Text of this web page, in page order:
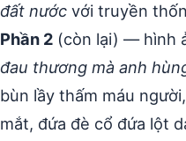
đất nước với truyền
Phần 2 (còn lại) — hình
đau thương mà anh
bùn lầy thấm máu
mắt, đứa đè cổ đứa lột